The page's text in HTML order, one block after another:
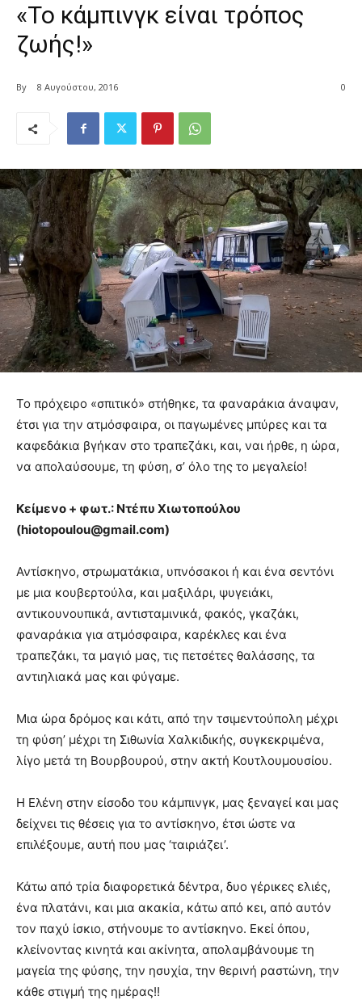
«Το κάμπινγκ είναι τρόπος
ζωής!»
By 8 Αυγούστου, 2016 0
Το πρόχειρο «σπιτικό» στήθηκε, τα φαναράκια άναψαν,
έτσι για την ατμόσφαιρα, οι παγωμένες μπύρες και τα
καφεδάκια βγήκαν στο τραπεζάκι, και, ναι ήρθε, η ώρα,
να απολαύσουμε, τη φύση, σ’ όλο της το μεγαλείο!
Κείμενο + φωτ.: Ντέπυ Χιωτοπούλου
(hiotopoulou@gmail.com)
Αντίσκηνο, στρωματάκια, υπνόσακοι ή και ένα σεντόνι
με μια κουβερτούλα, και μαξιλάρι, ψυγειάκι,
αντικουνουπικά, αντισταμινικά, φακός, γκαζάκι,
φαναράκια για ατμόσφαιρα, καρέκλες και ένα
τραπεζάκι, τα μαγιό μας, τις πετσέτες θαλάσσης, τα
αντιηλιακά μας και φύγαμε.
Μια ώρα δρόμος και κάτι, από την τσιμεντούπολη μέχρι
τη φύση’ μέχρι τη Σιθωνία Χαλκιδικής, συγκεκριμένα,
λίγο μετά τη Βουρβουρού, στην ακτή Κουτλουμουσίου.
Η Ελένη στην είσοδο του κάμπινγκ, μας ξεναγεί και μας
δείχνει τις θέσεις για το αντίσκηνο, έτσι ώστε να
επιλέξουμε, αυτή που μας ‘ταιριάζει’.
Κάτω από τρία διαφορετικά δέντρα, δυο γέρικες ελιές,
ένα πλατάνι, και μια ακακία, κάτω από κει, από αυτόν
τον παχύ ίσκιο, στήνουμε το αντίσκηνο. Εκεί όπου,
κλείνοντας κινητά και ακίνητα, απολαμβάνουμε τη
μαγεία της φύσης, την ησυχία, την θερινή ραστώνη, την
κάθε στιγμή της ημέρας!!